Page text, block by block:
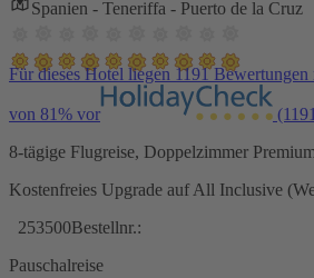
Spanien - Teneriffa - Puerto de la Cruz
Für dieses Hotel liegen 1191
von 81% vor
8-tägige Flugreise, Doppelzimmer
Kostenfreies Upgrade auf All Inclusive
253500Bestellnr.:
Pauschalreise